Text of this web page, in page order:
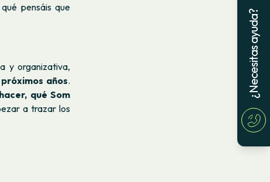
pensáis que
y organizativa,
años.
qué Som
a trazar los
¿Necesitas ayuda?